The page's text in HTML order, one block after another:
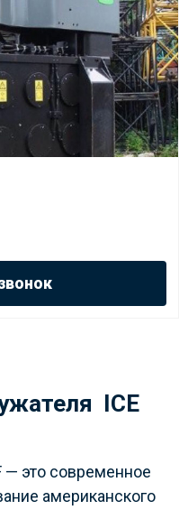
ICE
— это современное
американского